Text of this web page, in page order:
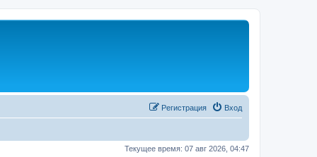
Вход
Регистрация
Текущее время: 07 авг 2026, 04:47